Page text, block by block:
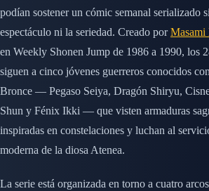
podían sostener un cómic semanal serializado
espectáculo ni la seriedad. Creado porMasami
en Weekly Shonen Jump de 1986 a 1990, los
siguen a cinco jóvenes guerreros conocidos
Bronce — Pegaso Seiya, Dragón Shiryu,
Shun y Fénix Ikki — que visten armaduras
inspiradas en constelaciones y luchan al
moderna de la diosa Atenea.
La serie está organizada en torno a cuatro